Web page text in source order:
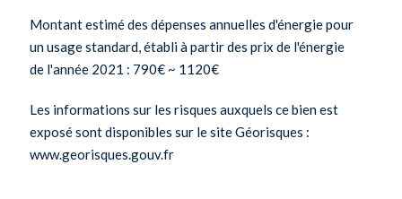
Montant estimé des dépenses annuelles d'énergie pour
un usage standard, établi à partir des prix de l'énergie
de l'année 2021 : 790€ ~ 1120€
Les informations sur les risques auxquels ce bien est
exposé sont disponibles sur le site Géorisques :
www.georisques.gouv.fr